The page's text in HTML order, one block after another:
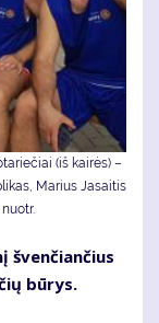
(iš kairės) –
Marius Jasaitis
šven­čian­čius
bū­rys.